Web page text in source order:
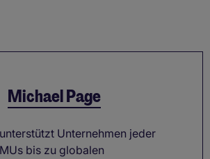
Michael Page
Unternehmen jeder
bis zu globalen